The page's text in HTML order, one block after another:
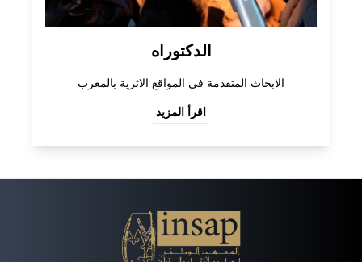
الدكتوراه
الابحاث المتقدمة في المواقع الاثرية بالمغرب
اقرأ المزيد